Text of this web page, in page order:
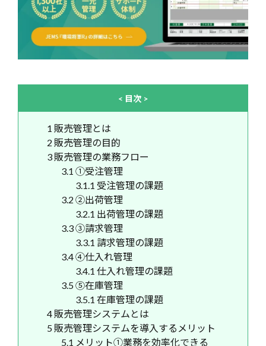
< 目次 >
1 販売管理とは
2 販売管理の目的
3 販売管理の業務フロー
3.1 ①受注管理
3.1.1 受注管理の課題
3.2 ②出荷管理
3.2.1 出荷管理の課題
3.3③請求管理
3.3.1 請求管理の課題
3.4④仕入れ管理
3.4.1 仕入れ管理の課題
3.5⑤在庫管理
3.5.1 在庫管理の課題
4 販売管理システムとは
5 販売管理システムを導入するメリット
5.1 メリット①業務を効率化できる